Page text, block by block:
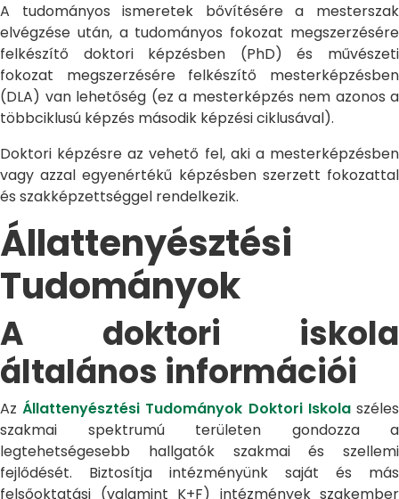
A tudományos ismeretek bővítésére a mesterszak
elvégzése után, a tudományos fokozat megszerzésére
felkészítő doktori képzésben (PhD) és művészeti
fokozat megszerzésére felkészítő mesterképzésben
(DLA) van lehetőség (ez a mesterképzés nem azonos a
többciklusú képzés második képzési ciklusával).
Doktori képzésre az vehető fel, aki a mesterképzésben
vagy azzal egyenértékű képzésben szerzett fokozattal
és szakképzettséggel rendelkezik.
Állattenyésztési
Tudományok
A doktori iskola
általános információi
AzÁllattenyésztési Tudományok Doktori Iskolaszéles
szakmai spektrumú területen gondozza a
legtehetségesebb hallgatók szakmai és szellemi
fejlődését. Biztosítja intézményünk saját és más
felsőoktatási (valamint K+F) intézmények szakember